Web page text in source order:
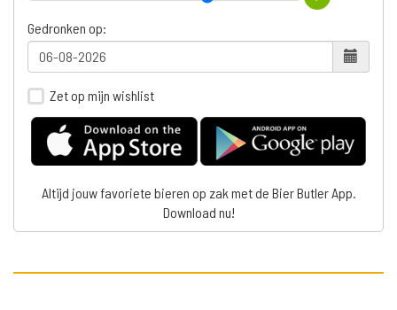
Gedronken op:
Zet op mijn wishlist
Altijd jouw favoriete bieren op zak met de Bier Butler App.
Download nu!